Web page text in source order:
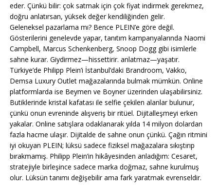
eder. Çünkü bilir: çok satmak için çok fiyat indirmek gerekmez,
doğru anlatırsan, yüksek değer kendiliğinden gelir.
Geleneksel pazarlama mı? Bence PLEIN’e göre değil.
Gösterilerini genelevde yapar, tanıtım kampanyalarında Naomi
Campbell, Marcus Schenkenberg, Snoop Dogg gibi isimlerle
sahne kurar. Giydirmez—hissettirir. anlatmaz—yaşatır.
Türkiye’de Philipp Plein’i İstanbul’daki Brandroom, Vakko,
Demsa Luxury Outlet mağazalarında bulmak mümkün. Online
platformlarda ise Beymen ve Boyner üzerinden ulaşabilirsiniz.
Butiklerinde kristal kafatası ile selfie çekilen alanlar bulunur,
çünkü onun evreninde alışveriş bir ritüel. Dijitalleşmeyi erken
yakalar. Online satışlara odaklanarak yılda 14 milyon dolardan
fazla hacme ulaşır. Dijitalde de sahne onun çünkü. Çağın ritmini
iyi okuyan PLEIN; lüksü sadece fiziksel mağazalara sıkıştırıp
bırakmamış. Philipp Plein’in hikâyesinden anladığım: Cesaret,
stratejiyle birleşince sadece marka doğmaz, sahne kurulmuş
olur. Lüksün tanımı değişebilir ama fark yaratmak evrenseldir.